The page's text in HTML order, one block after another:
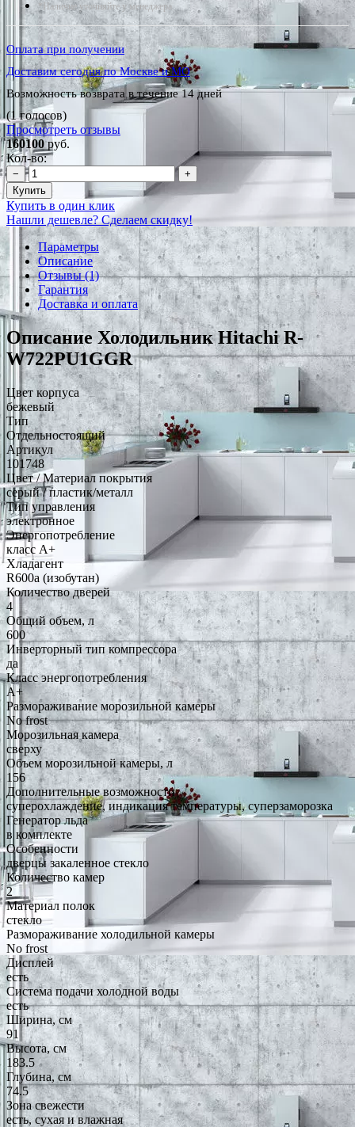
*Наличие уточняйте у менеджера
Оплата при получении
Доставим сегодня по Москве и МО
Возможность возврата в течение 14 дней
(1 голосов)
Просмотреть отзывы
160100руб.
Кол-во:
−
+
Купить
Купить в один клик
Нашли дешевле? Сделаем скидку!
Параметры
Описание
Отзывы (1)
Гарантия
Доставка и оплата
Описание Холодильник Hitachi R-
W722PU1GGR
Цвет корпуса
бежевый
Тип
Отдельностоящий
Артикул
101748
Цвет / Материал покрытия
серый / пластик/металл
Тип управления
электронное
Энергопотребление
класс A+
Хладагент
R600a (изобутан)
Количество дверей
4
Общий объем, л
600
Инверторный тип компрессора
да
Класс энергопотребления
A+
Размораживание морозильной камеры
No frost
Морозильная камера
сверху
Объем морозильной камеры, л
156
Дополнительные возможности
суперохлаждение, индикация температуры, суперзаморозка
Генератор льда
в комплекте
Особенности
дверцы закаленное стекло
Количество камер
2
Материал полок
стекло
Размораживание холодильной камеры
No frost
Дисплей
есть
Система подачи холодной воды
есть
Ширина, см
91
Высота, см
183.5
Глубина, см
74.5
Зона свежести
есть, сухая и влажная